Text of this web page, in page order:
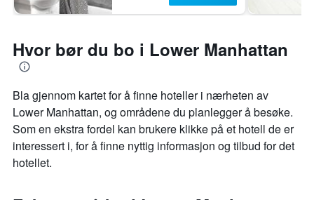
Hvor bør du bo i Lower Manhattan
Bla gjennom kartet for å finne hoteller i nærheten av
Lower Manhattan, og områdene du planlegger å besøke.
Som en ekstra fordel kan brukere klikke på et hotell de er
interessert i, for å finne nyttig informasjon og tilbud for det
hotellet.